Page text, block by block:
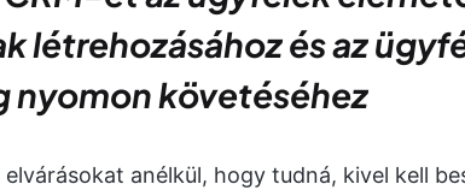
létrehozásához és az
nyomon követéséhez
anélkül, hogy tudná, kivel kell